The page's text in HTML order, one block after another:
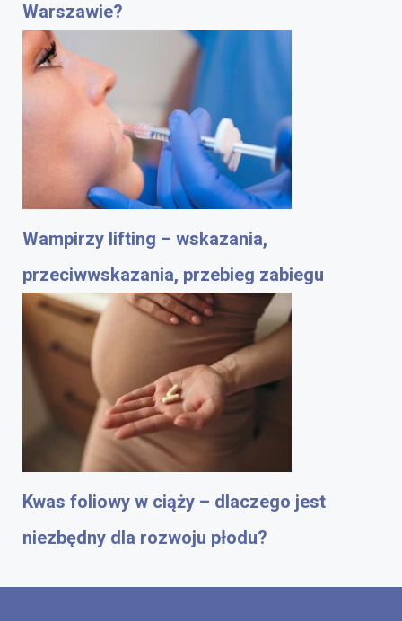
Warszawie?
Wampirzy lifting – wskazania,
przeciwwskazania, przebieg zabiegu
Kwas foliowy w ciąży – dlaczego jest
niezbędny dla rozwoju płodu?